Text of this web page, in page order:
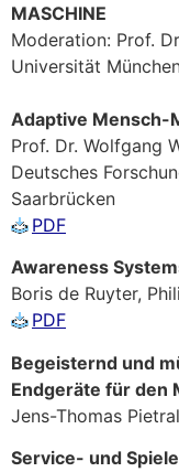
MASCHINE
Moderation: Prof.
Universität
Adaptive Mensch-
Prof. Dr. Wolfgang
Deutsches
Saarbrücken
PDF
Awareness
Boris de Ruyter,
PDF
Begeisternd und
Endgeräte für den
Jens-Thomas
Service- und